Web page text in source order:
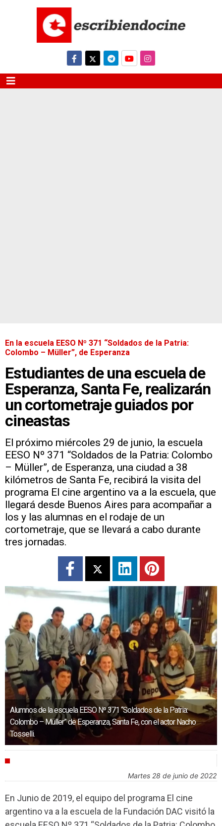
En la escuela EESO Nº 371 “Soldados de la Patria:
Colombo – Müller”, de Esperanza
Estudiantes de una escuela de
Esperanza, Santa Fe, realizarán
un cortometraje guiados por
cineastas
El próximo miércoles 29 de junio, la escuela
EESO Nº 371 “Soldados de la Patria: Colombo
– Müller”, de Esperanza, una ciudad a 38
kilómetros de Santa Fe, recibirá la visita del
programa El cine argentino va a la escuela, que
llegará desde Buenos Aires para acompañar a
los y las alumnas en el rodaje de un
cortometraje, que se llevará a cabo durante
tres jornadas.
Alumnos de la escuela EESO Nº 371 “Soldados de la Patria:
Colombo – Müller” de Esperanza, Santa Fe, con el actor Nacho
Tosselli.
martes 28 de junio de 2022
En Junio de 2019, el equipo del programa El cine
argentino va a la escuela de la Fundación DAC visitó la